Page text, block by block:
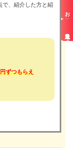
お仕事検索
最近見た求人
で、紹介した方と紹
ずつもらえ